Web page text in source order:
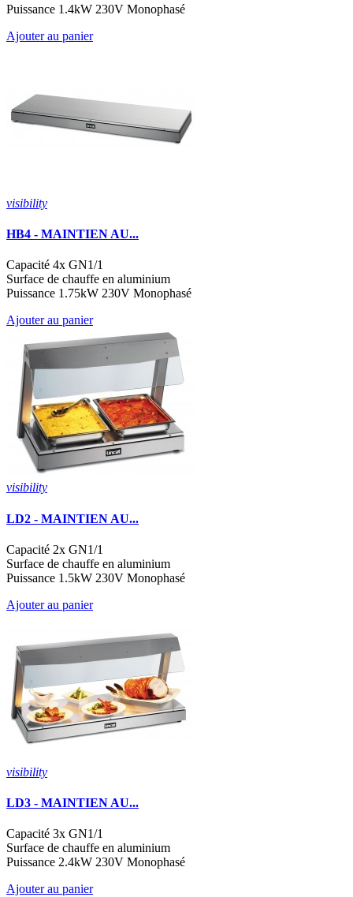
Puissance 1.4kW 230V Monophasé
Ajouter au panier
visibility
HB4 - MAINTIEN AU...
Capacité 4x GN1/1
Surface de chauffe en aluminium
Puissance 1.75kW 230V Monophasé
Ajouter au panier
visibility
LD2 - MAINTIEN AU...
Capacité 2x GN1/1
Surface de chauffe en aluminium
Puissance 1.5kW 230V Monophasé
Ajouter au panier
visibility
LD3 - MAINTIEN AU...
Capacité 3x GN1/1
Surface de chauffe en aluminium
Puissance 2.4kW 230V Monophasé
Ajouter au panier